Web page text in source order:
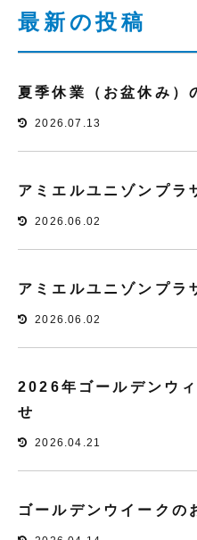
最新の投稿
夏季休業（お盆休み）
2026.07.13
アミエルユニゾンプ
2026.06.02
アミエルユニゾンプ
2026.06.02
2026年ゴールデンウ
せ
2026.04.21
ゴールデンウイークの